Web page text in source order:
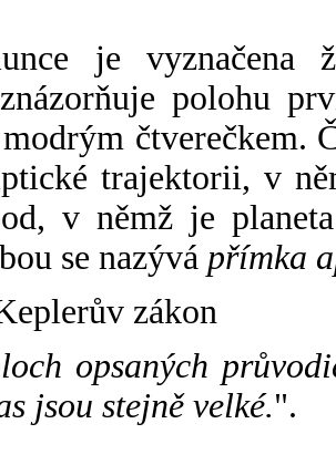
je vyznačena
polohu
čtverečkem.
trajektorii, v
v němž je
se nazývá přímka
zákon
opsaných
jsou stejně velké.".